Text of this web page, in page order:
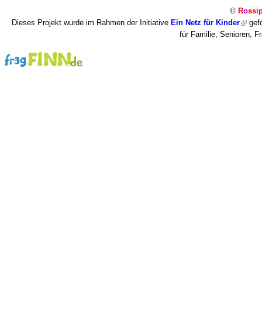
© Rossi
Dieses Projekt wurde im Rahmen der Initiative Ein Netz für Kinder
für Familie, Senioren,